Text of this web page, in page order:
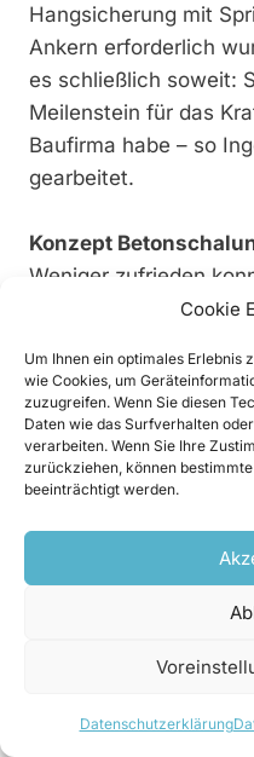
Cookie
Um Ihnen ein optimales Erlebnis
wie Cookies, um
zuzugreifen. Wenn Sie diesen
Daten wie das Surfverhalten
verarbeiten. Wenn Sie Ihre
zurückziehen, können
beeinträchtigt werden.
Datenschutzerklärung
Hangsicherung mit
Ankern erforderlich
es schließlich soweit:
Meilenstein für das
Baufirma habe – so
gearbeitet.
Konzept
Weniger zufrieden
mit den weiteren
von der Mitte aus
Auskleidung in beide
Zweischichtbetrieb
dabei ein Problem auf
den Schalwägen,
guter Letzt mit den
unvermeidlichen
erinnert sich der
Monaten aus. Die
anderen Lösung.